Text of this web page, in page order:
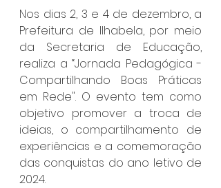
Nos dias 2, 3 e 4 de dezembro, a
Prefeitura de Ilhabela, por meio
da Secretaria de Educação,
realiza a “Jornada Pedagógica -
Compartilhando Boas Práticas
em Rede". O evento tem como
objetivo promover a troca de
ideias, o compartilhamento de
experiências e a comemoração
das conquistas do ano letivo de
2024.